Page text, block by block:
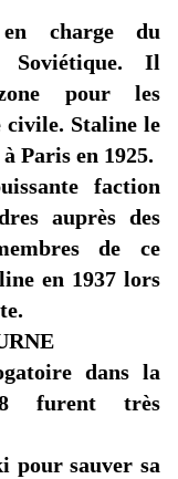
charge du
Soviétique. Il
pour les
civile. Staline le
Paris en 1925.
faction
auprès des
de ce
en 1937 lors
dans la
furent très
pour sauver sa